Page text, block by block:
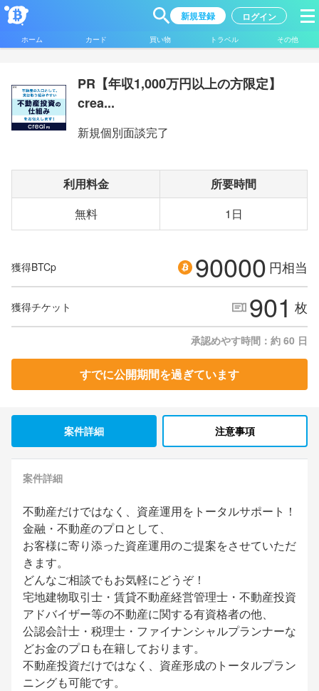
新規登録 ログイン
ホーム カード 買い物 トラベル その他
PR【年収1,000万円以上の方限定】
crea...
新規個別面談完了
利用料金
所要時間
無料
1日
獲得BTCp 90000 円相当
獲得チケット 901 枚
承認めやす時間：約 60 日
すでに公開期間を過ぎています
案件詳細 注意事項
案件詳細
不動産だけではなく、資産運用をトータルサポート！
金融・不動産のプロとして、
お客様に寄り添った資産運用のご提案をさせていただ
きます。
どんなご相談でもお気軽にどうぞ！
宅地建物取引士・賃貸不動産経営管理士・不動産投資
アドバイザー等の不動産に関する有資格者の他、
公認会計士・税理士・ファイナンシャルプランナーな
どお金のプロも在籍しております。
不動産投資だけではなく、資産形成のトータルプラン
ニングも可能です。